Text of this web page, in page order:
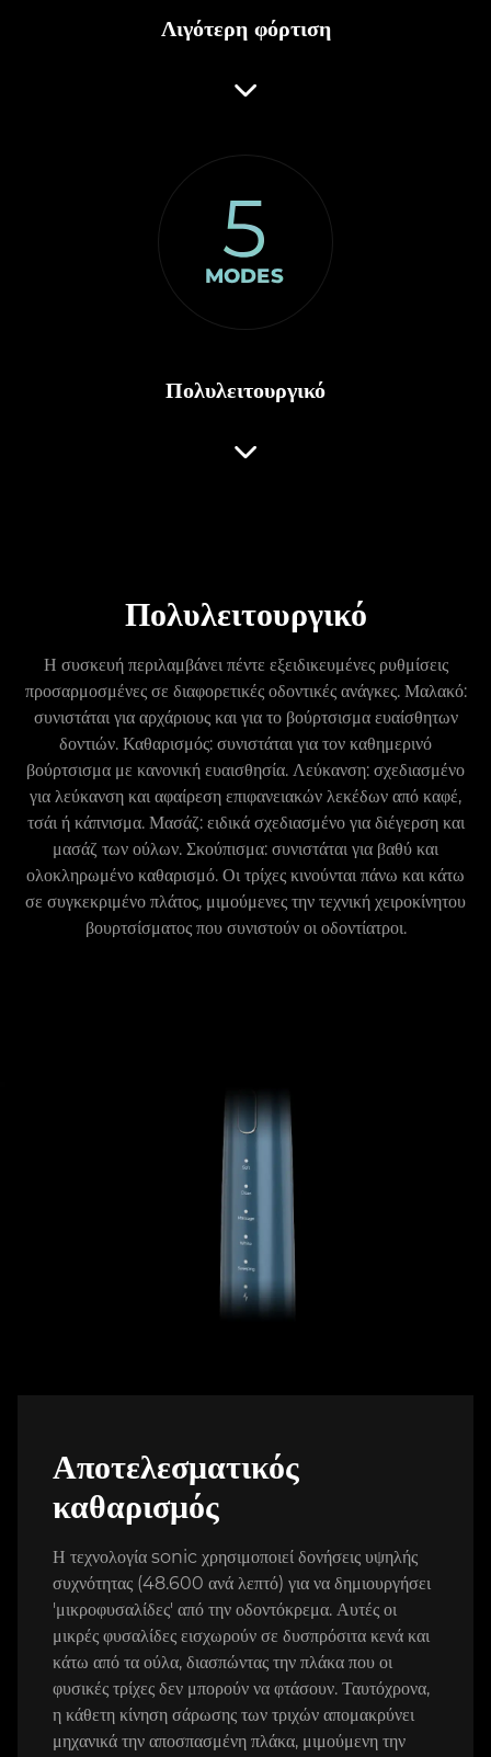
Λιγότερη φόρτιση
Πολυλειτουργικό
Πολυλειτουργικό
Η συσκευή περιλαμβάνει πέντε εξειδικευμένες ρυθμίσεις
προσαρμοσμένες σε διαφορετικές οδοντικές ανάγκες. Μαλακό:
συνιστάται για αρχάριους και για το βούρτσισμα ευαίσθητων
δοντιών. Καθαρισμός: συνιστάται για τον καθημερινό
βούρτσισμα με κανονική ευαισθησία. Λεύκανση: σχεδιασμένο
για λεύκανση και αφαίρεση επιφανειακών λεκέδων από καφέ,
τσάι ή κάπνισμα. Μασάζ: ειδικά σχεδιασμένο για διέγερση και
μασάζ των ούλων. Σκούπισμα: συνιστάται για βαθύ και
ολοκληρωμένο καθαρισμό. Οι τρίχες κινούνται πάνω και κάτω
σε συγκεκριμένο πλάτος, μιμούμενες την τεχνική χειροκίνητου
βουρτσίσματος που συνιστούν οι οδοντίατροι.
Αποτελεσματικός
καθαρισμός
Η τεχνολογία sonic χρησιμοποιεί δονήσεις υψηλής
συχνότητας (48.600 ανά λεπτό) για να δημιουργήσει
'μικροφυσαλίδες' από την οδοντόκρεμα. Αυτές οι
μικρές φυσαλίδες εισχωρούν σε δυσπρόσιτα κενά και
κάτω από τα ούλα, διασπώντας την πλάκα που οι
φυσικές τρίχες δεν μπορούν να φτάσουν. Ταυτόχρονα,
η κάθετη κίνηση σάρωσης των τριχών απομακρύνει
μηχανικά την αποσπασμένη πλάκα, μιμούμενη την